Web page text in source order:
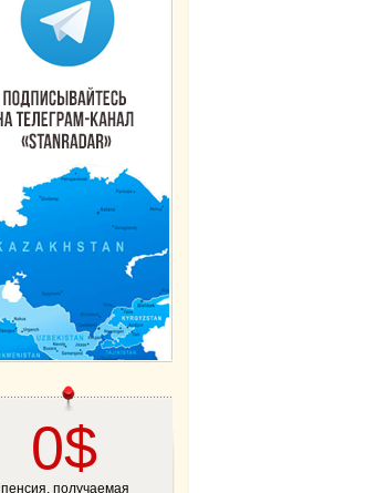
0$
пенсия, получаемая